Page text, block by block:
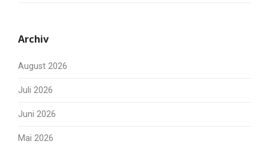
Archiv
August 2026
Juli 2026
Juni 2026
Mai 2026